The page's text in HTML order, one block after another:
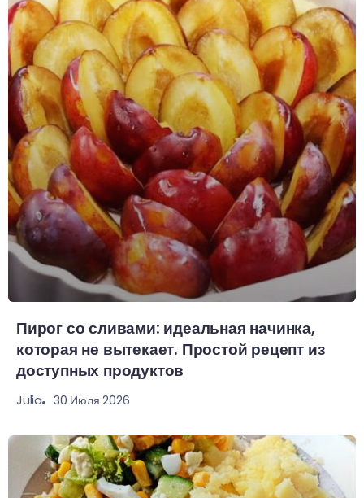
Пирог со сливами: идеальная начинка,
которая не вытекает. Простой рецепт из
доступных продуктов
Julia 30 Июля 2026